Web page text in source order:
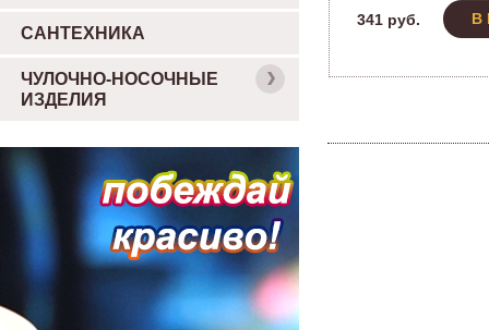
341 руб. В
САНТЕХНИКА
ЧУЛОЧНО-НОСОЧНЫЕ
ИЗДЕЛИЯ